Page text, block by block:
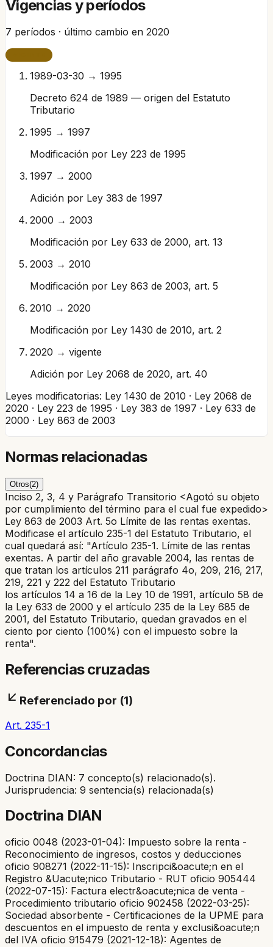
Vigencias y períodos
7 períodos · último cambio en 2020
1989-03-30 → 1995
Decreto 624 de 1989 — origen del Estatuto
Tributario
1995 → 1997
Modificación por Ley 223 de 1995
1997 → 2000
Adición por Ley 383 de 1997
2000 → 2003
Modificación por Ley 633 de 2000, art. 13
2003 → 2010
Modificación por Ley 863 de 2003, art. 5
2010 → 2020
Modificación por Ley 1430 de 2010, art. 2
2020 → vigente
Adición por Ley 2068 de 2020, art. 40
Leyes modificatorias: Ley 1430 de 2010 · Ley 2068 de
2020 · Ley 223 de 1995 · Ley 383 de 1997 · Ley 633 de
2000 · Ley 863 de 2003
Normas relacionadas
Otros(2)
Inciso 2, 3, 4 y Parágrafo Transitorio <Agotó su objeto
por cumplimiento del término para el cual fue expedido>
Ley 863 de 2003 Art. 5o Límite de las rentas exentas.
Modificase el artículo 235-1 del Estatuto Tributario, el
cual quedará así: "Artículo 235-1. Límite de las rentas
exentas. A partir del año gravable 2004, las rentas de
que tratan los artículos 211 parágrafo 4o, 209, 216, 217,
219, 221 y 222 del Estatuto Tributario
los artículos 14 a 16 de la Ley 10 de 1991, artículo 58 de
la Ley 633 de 2000 y el artículo 235 de la Ley 685 de
2001, del Estatuto Tributario, quedan gravados en el
ciento por ciento (100%) con el impuesto sobre la
renta".
Referencias cruzadas
Referenciado por (1)
Art. 235-1
Concordancias
Doctrina DIAN: 7 concepto(s) relacionado(s).
Jurisprudencia: 9 sentencia(s) relacionada(s)
Doctrina DIAN
oficio 0048 (2023-01-04): Impuesto sobre la renta -
Reconocimiento de ingresos, costos y deducciones
oficio 908271 (2022-11-15): Inscripci&oacute;n en el
Registro &Uacute;nico Tributario - RUT oficio 905444
(2022-07-15): Factura electr&oacute;nica de venta -
Procedimiento tributario oficio 902458 (2022-03-25):
Sociedad absorbente - Certificaciones de la UPME para
descuentos en el impuesto de renta y exclusi&oacute;n
del IVA oficio 915479 (2021-12-18): Agentes de